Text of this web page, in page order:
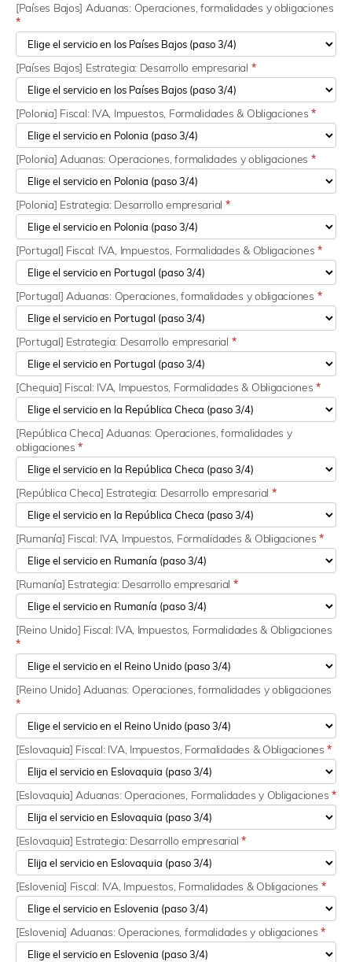
[Países Bajos] Aduanas: Operaciones, formalidades y obligaciones
*
[Países Bajos] Estrategia: Desarrollo empresarial *
[Polonia] Fiscal: IVA, Impuestos, Formalidades & Obligaciones*
[Polonia] Aduanas: Operaciones, formalidades y obligaciones *
[Polonia] Estrategia: Desarrollo empresarial *
[Portugal] Fiscal: IVA, Impuestos, Formalidades & Obligaciones *
[Portugal] Aduanas: Operaciones, formalidades y obligaciones *
[Portugal] Estrategia: Desarrollo empresarial *
[Chequia] Fiscal: IVA, Impuestos, Formalidades & Obligaciones*
[República Checa] Aduanas: Operaciones, formalidades y
obligaciones*
[República Checa] Estrategia: Desarrollo empresarial *
[Rumanía] Fiscal: IVA, Impuestos, Formalidades & Obligaciones*
[Rumanía] Estrategia: Desarrollo empresarial *
[Reino Unido] Fiscal: IVA, Impuestos, Formalidades & Obligaciones
*
[Reino Unido] Aduanas: Operaciones, formalidades y obligaciones
*
[Eslovaquia] Fiscal: IVA, Impuestos, Formalidades & Obligaciones*
[Eslovaquia] Aduanas: Operaciones, Formalidades y Obligaciones *
[Eslovaquia] Estrategia: Desarrollo empresarial*
[Eslovenia] Fiscal: IVA, Impuestos, Formalidades & Obligaciones *
[Eslovenia] Aduanas: Operaciones, formalidades y obligaciones*